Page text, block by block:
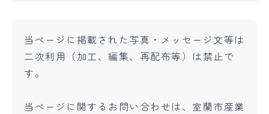
当ページに掲載された写真・メッセージ文等は
二次利用（加工、編集、再配布等）は禁止で
す。
当ページに関するお問い合わせは、室蘭市産業